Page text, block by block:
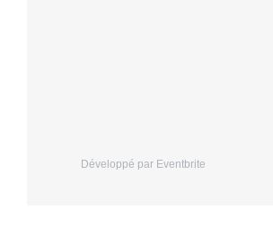
Développé par Eventbrite